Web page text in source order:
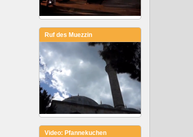
Ruf des Muezzin
Video: Pfannekuchen